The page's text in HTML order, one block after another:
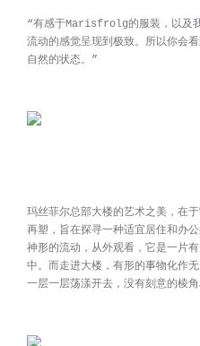
“有感于Marisfrolg的服装，以及
流动的感觉呈现到极致。所以你会
自然的状态。”
玛丝菲尔总部大楼的艺术之美，在
再塑，旨在探寻一种适宜居住和办
神形的流动，从外观看，它是一片
中。而走进大楼，有形的事物化作
一层一层荡漾开去，没有刻意的棱角